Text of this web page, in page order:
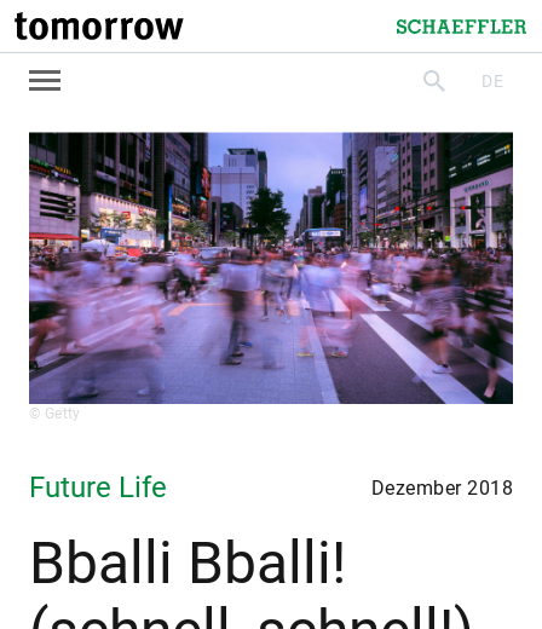
tomorrow
Schaeffler
suchenDE
© Getty
Future Life Dezember 2018
Bballi Bballi!